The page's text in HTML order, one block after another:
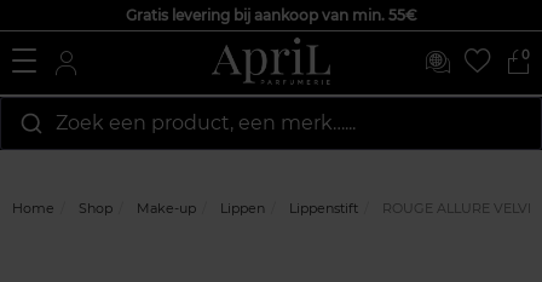
Gratis levering bij aankoop van min. 55€
0
Zoek een product, een merk…...
Home Shop Make-up Lippen Lippenstift ROUGE ALLURE